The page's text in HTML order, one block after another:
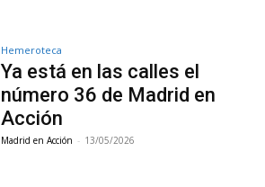
Hemeroteca
Ya está en las calles el
número 36 de Madrid en
Acción
Madrid en Acción - 13/05/2026